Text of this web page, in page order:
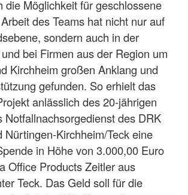
die Möglichkeit für geschlossene
des Teams hat nicht nur auf
sondern auch in der
bei Firmen aus der Region um
Kirchheim großen Anklang und
gefunden. So erhielt das
anlässlich des 20-jährigen
Notfallnachsorgedienst des DRK
Nürtingen-Kirchheim/Teck eine
in Höhe von 3.000,00 Euro
Office Products Zeitler aus
Teck. Das Geld soll für die